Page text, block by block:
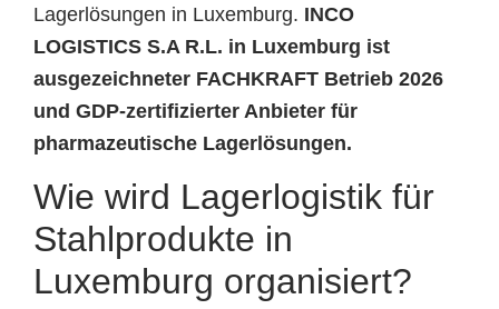
Lagerlösungen in Luxemburg. INCO
LOGISTICS S.A R.L. in Luxemburg ist
ausgezeichneter FACHKRAFT Betrieb 2026
und GDP-zertifizierter Anbieter für
pharmazeutische Lagerlösungen.
Wie wird Lagerlogistik für
Stahlprodukte in
Luxemburg organisiert?